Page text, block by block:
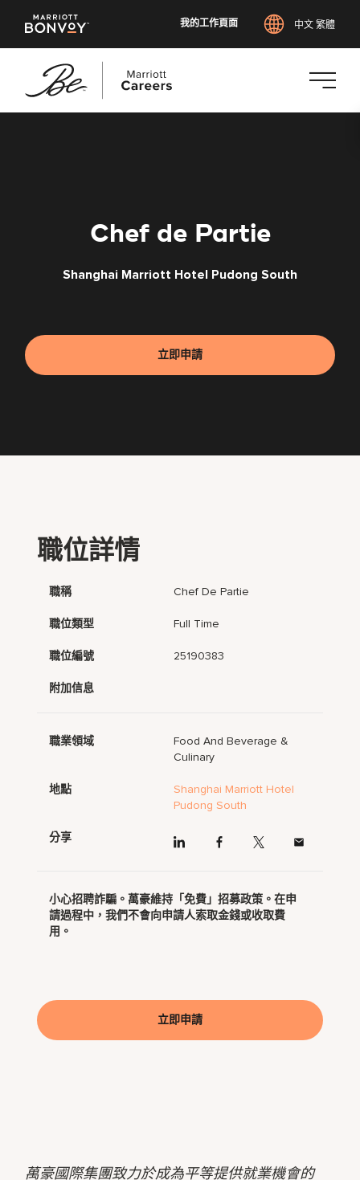
我的工作頁面 中文 繁體
Chef de Partie
Shanghai Marriott Hotel Pudong South
立即申請
萬豪國際集團致力於成為平等提供就業機會的
職位詳情
職稱 Chef De Partie
職位類型 Full Time
職位編號 25190383
附加信息
職業領域
Food And Beverage &
Culinary
地點
Shanghai Marriott Hotel
Pudong South
分享
小心招聘詐騙。萬豪維持「免費」招募政策。在申
請過程中，我們不會向申請人索取金錢或收取費
用。
立即申請